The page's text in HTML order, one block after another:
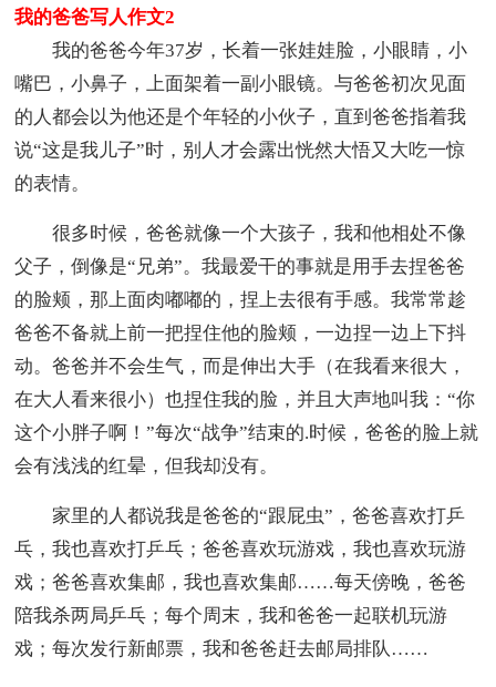
我的爸爸写人作文2
我的爸爸今年37岁，长着一张娃娃脸，小眼睛，小
嘴巴，小鼻子，上面架着一副小眼镜。与爸爸初次见面
的人都会以为他还是个年轻的小伙子，直到爸爸指着我
说“这是我儿子”时，别人才会露出恍然大悟又大吃一惊
的表情。
很多时候，爸爸就像一个大孩子，我和他相处不像
父子，倒像是“兄弟”。我最爱干的事就是用手去捏爸爸
的脸颊，那上面肉嘟嘟的，捏上去很有手感。我常常趁
爸爸不备就上前一把捏住他的脸颊，一边捏一边上下抖
动。爸爸并不会生气，而是伸出大手（在我看来很大，
在大人看来很小）也捏住我的脸，并且大声地叫我：“你
这个小胖子啊！”每次“战争”结束的.时候，爸爸的脸上就
会有浅浅的红晕，但我却没有。
家里的人都说我是爸爸的“跟屁虫”，爸爸喜欢打乒
乓，我也喜欢打乒乓；爸爸喜欢玩游戏，我也喜欢玩游
戏；爸爸喜欢集邮，我也喜欢集邮……每天傍晚，爸爸
陪我杀两局乒乓；每个周末，我和爸爸一起联机玩游
戏；每次发行新邮票，我和爸爸赶去邮局排队……